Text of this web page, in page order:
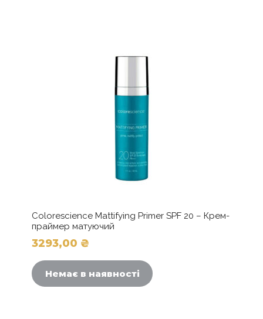
Colorescience Mattifying Primer SPF 20 – Крем-
праймер матуючий
3293,00 ₴
Немає в наявності